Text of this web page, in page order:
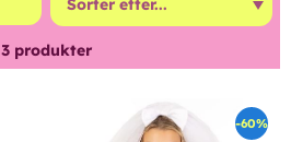
3produkter
-60%